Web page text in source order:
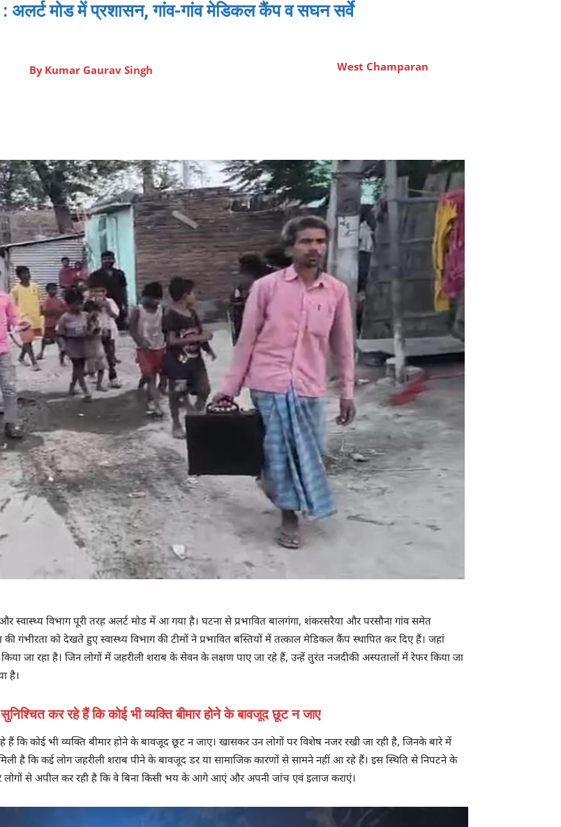
: अलर्ट मोड में प्रशासन, गांव-गांव मेडिकल कैंप व सघन सर्वे
By Kumar Gaurav Singh West Champaran
स्वास्थ्य विभाग पूरी तरह अलर्ट मोड में आ गया है। घटना से प्रभावित बालगंगा, शंकरसरैया और परसौना गांव समेत
गंभीरता को देखते हुए स्वास्थ्य विभाग की टीमों ने प्रभावित बस्तियों में तत्काल मेडिकल कैंप स्थापित कर दिए हैं। जहां
जा रहा है। जिन लोगों में जहरीली शराब के सेवन के लक्षण पाए जा रहे हैं, उन्हें तुरंत नजदीकी अस्पतालों में रेफर किया जा
है।
कर रहे हैं कि कोई भी व्यक्ति बीमार होने के बावजूद छूट न जाए
हैं कि कोई भी व्यक्ति बीमार होने के बावजूद छूट न जाए। खासकर उन लोगों पर विशेष नजर रखी जा रही है, जिनके बारे में
है कि कई लोग जहरीली शराब पीने के बावजूद डर या सामाजिक कारणों से सामने नहीं आ रहे हैं। इस स्थिति से निपटने के
लोगों से अपील कर रही है कि वे बिना किसी भय के आगे आएं और अपनी जांच एवं इलाज कराएं।